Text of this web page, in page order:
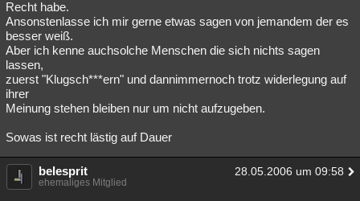
Recht habe.
Ansonstenlasse ich mir gerne etwas sagen von jemandem der es
besser weiß.
Aber ich kenne auchsolche Menschen die sich nichts sagen
lassen,
zuerst "Klugsch***ern" und dannimmernoch trotz widerlegung auf
ihrer
Meinung stehen bleiben nur um nicht aufzugeben.
Sowas ist recht lästig auf Dauer
belesprit 28.05.2006 um 09:58
ehemaliges Mitglied